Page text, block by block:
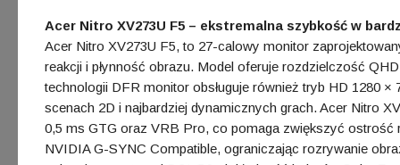
Acer Nitro XV273U F5 – ekstremalna szybkość w
Acer Nitro XV273U F5, to 27-calowy monitor
reakcji i płynność obrazu. Model oferuje rozdzielczość
technologii DFR monitor obsługuje również tryb HD 1280
scenach 2D i najbardziej dynamicznych grach. Acer Nitro
0,5 ms GTG oraz VRB Pro, co pomaga zwiększyć
NVIDIA G-SYNC Compatible, ograniczając rozrywanie